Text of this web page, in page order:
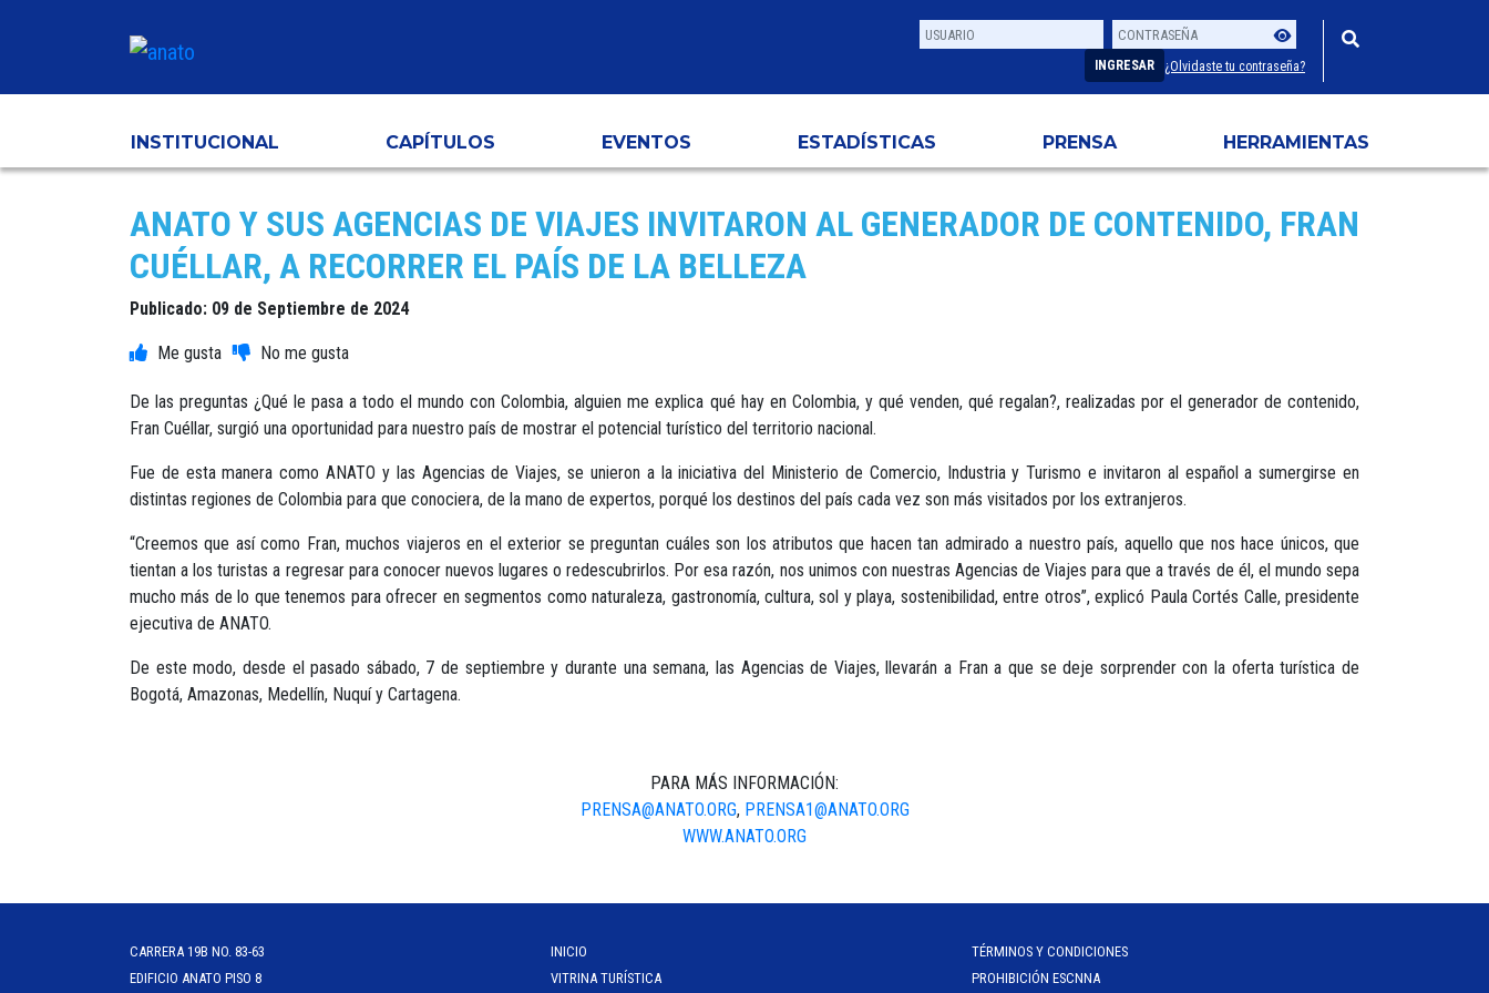
Usuario
Contraseña
INGRESAR ¿Olvidaste tu contraseña?
INSTITUCIONAL CAPÍTULOS EVENTOS ESTADÍSTICAS PRENSA HERRAMIENTAS
ANATO Y SUS AGENCIAS DE VIAJES INVITARON AL GENERADOR DE CONTENIDO, FRAN
CUÉLLAR, A RECORRER EL PAÍS DE LA BELLEZA
Publicado: 09 de Septiembre de 2024
De las preguntas ¿Qué le pasa a todo el mundo con Colombia, alguien me explica qué hay en Colombia, y qué venden, qué regalan?, realizadas por el generador de contenido,
Fran Cuéllar, surgió una oportunidad para nuestro país de mostrar el potencial turístico del territorio nacional.
Fue de esta manera como ANATO y las Agencias de Viajes, se unieron a la iniciativa del Ministerio de Comercio, Industria y Turismo e invitaron al español a sumergirse en
distintas regiones de Colombia para que conociera, de la mano de expertos, porqué los destinos del país cada vez son más visitados por los extranjeros.
“Creemos que así como Fran, muchos viajeros en el exterior se preguntan cuáles son los atributos que hacen tan admirado a nuestro país, aquello que nos hace únicos, que
tientan a los turistas a regresar para conocer nuevos lugares o redescubrirlos. Por esa razón, nos unimos con nuestras Agencias de Viajes para que a través de él, el mundo sepa
mucho más de lo que tenemos para ofrecer en segmentos como naturaleza, gastronomía, cultura, sol y playa, sostenibilidad, entre otros”, explicó Paula Cortés Calle, presidente
ejecutiva de ANATO.
De este modo, desde el pasado sábado, 7 de septiembre y durante una semana, las Agencias de Viajes, llevarán a Fran a que se deje sorprender con la oferta turística de
Bogotá, Amazonas, Medellín, Nuquí y Cartagena.
PARA MÁS INFORMACIÓN:
PRENSA@ANATO.ORG, PRENSA1@ANATO.ORG
WWW.ANATO.ORG
CARRERA 19B NO. 83-63
EDIFICIO ANATO PISO 8
INICIO
VITRINA TURÍSTICA
TÉRMINOS Y CONDICIONES
PROHIBICIÓN ESCNNA